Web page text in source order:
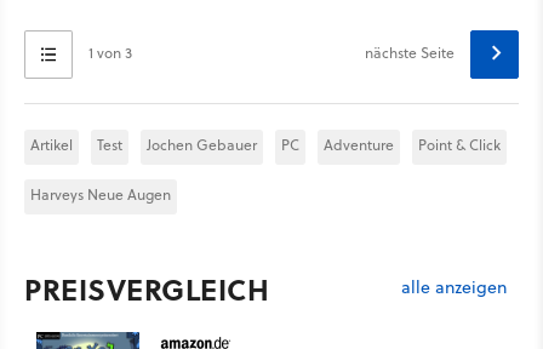
1 von 3 nächste Seite
Artikel Test Jochen Gebauer PC Adventure Point & Click
Harveys Neue Augen
PREISVERGLEICH alle anzeigen